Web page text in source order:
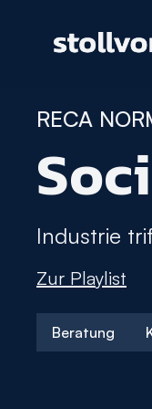
RECA
Industrie
Zur Playlist
Beratung